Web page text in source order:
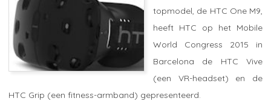
topmodel, de HTC One M9,
heeft HTC op het Mobile
World Congress 2015 in
Barcelona de HTC Vive
(een VR-headset) en de
HTC Grip (een fitness-armband) gepresenteerd.